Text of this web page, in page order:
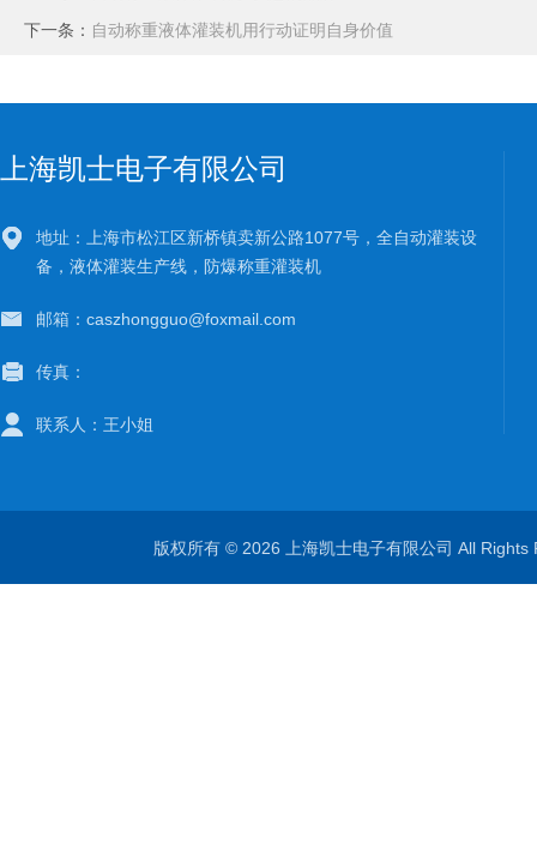
下一条： 自动称重液体灌装机用行动证明自身价值
上海凯士电子有限公司
地址：上海市松江区新桥镇卖新公路1077号，全自动灌装设
备，液体灌装生产线，防爆称重灌装机
邮箱：caszhongguo@foxmail.com
传真：
联系人：王小姐
版权所有 © 2026 上海凯士电子有限公司 All